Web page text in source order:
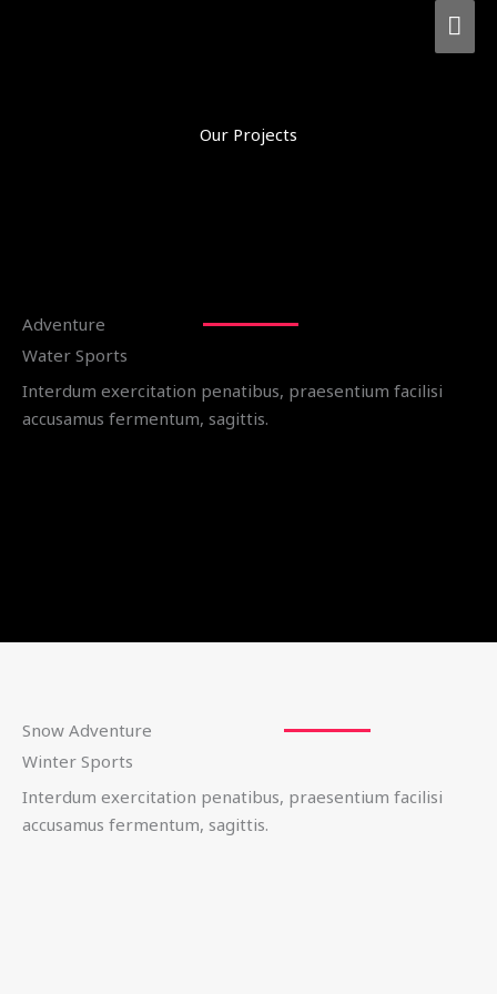
Our Projects
Adventure
Water Sports
Interdum exercitation penatibus, praesentium facilisi
accusamus fermentum, sagittis.
Snow Adventure
Winter Sports
Interdum exercitation penatibus, praesentium facilisi
accusamus fermentum, sagittis.